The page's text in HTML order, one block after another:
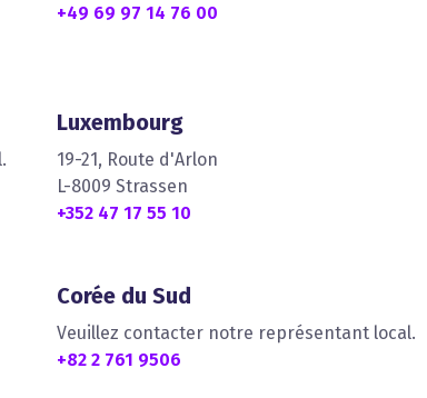
+49 69 97 14 76 00
Luxembourg
19-21, Route d'Arlon
L-8009 Strassen
+352 47 17 55 10
Corée du Sud
Veuillez contacter notre représentant local.
+82 2 761 9506